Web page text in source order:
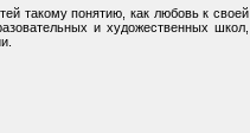
такому понятию, как любовь к своей
и художественных школ,